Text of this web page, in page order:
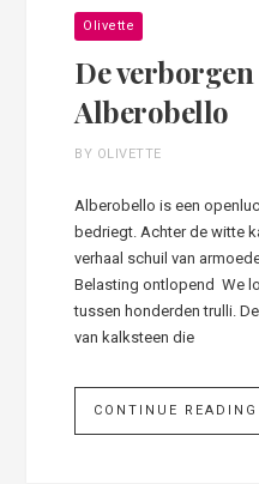
Olivette
De
Alberobello
BY OLIVETTE
Alberobello is een
bedriegt. Achter de witte
verhaal schuil van
Belasting ontlopend We
tussen honderden trulli.
van kalksteen die
CONTINUE READING